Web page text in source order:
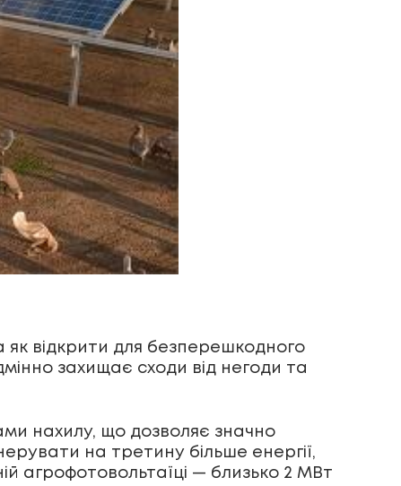
відкрити для безперешкодного
захищає сходи від негоди та
нахилу, що дозволяє значно
на третину більше енергії,
агрофотовольтаїці — близько 2 МВт